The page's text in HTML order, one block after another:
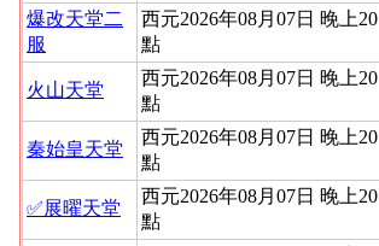
爆改天堂二
服
西元2026年08月07日 晚上20
點
火山天堂
西元2026年08月07日 晚上20
點
秦始皇天堂
西元2026年08月07日 晚上20
點
✅展曜天堂
西元2026年08月07日 晚上20
點